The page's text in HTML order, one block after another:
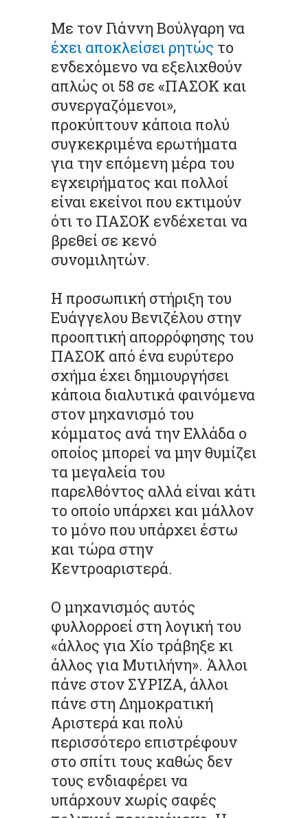
Με τον Γιάννη Βούλγαρη να
έχει αποκλείσει ρητώς το
ενδεχόμενο να εξελιχθούν
απλώς οι 58 σε «ΠΑΣΟΚ και
συνεργαζόμενοι»,
προκύπτουν κάποια πολύ
συγκεκριμένα ερωτήματα
για την επόμενη μέρα του
εγχειρήματος και πολλοί
είναι εκείνοι που εκτιμούν
ότι το ΠΑΣΟΚ ενδέχεται να
βρεθεί σε κενό
συνομιλητών.
Η προσωπική στήριξη του
Ευάγγελου Βενιζέλου στην
προοπτική απορρόφησης του
ΠΑΣΟΚ από ένα ευρύτερο
σχήμα έχει δημιουργήσει
κάποια διαλυτικά φαινόμενα
στον μηχανισμό του
κόμματος ανά την Ελλάδα ο
οποίος μπορεί να μην θυμίζει
τα μεγαλεία του
παρελθόντος αλλά είναι κάτι
το οποίο υπάρχει και μάλλον
το μόνο που υπάρχει έστω
και τώρα στην
Κεντροαριστερά.
Ο μηχανισμός αυτός
φυλλορροεί στη λογική του
«άλλος για Χίο τράβηξε κι
άλλος για Μυτιλήνη». Άλλοι
πάνε στον ΣΥΡΙΖΑ, άλλοι
πάνε στη Δημοκρατική
Αριστερά και πολύ
περισσότερο επιστρέφουν
στο σπίτι τους καθώς δεν
τους ενδιαφέρει να
υπάρχουν χωρίς σαφές